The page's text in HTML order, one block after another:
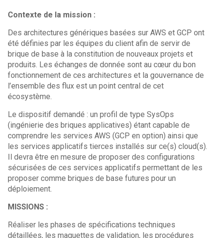
Contexte de la mission :
Des architectures génériques basées sur AWS et GCP ont
été définies par les équipes du client afin de servir de
brique de base à la constitution de nouveaux projets et
produits. Les échanges de donnée sont au cœur du bon
fonctionnement de ces architectures et la gouvernance de
l’ensemble des flux est un point central de cet
écosystème.
Le dispositif demandé : un profil de type SysOps
(ingénierie des briques applicatives) étant capable de
comprendre les services AWS (GCP en option) ainsi que
les services applicatifs tierces installés sur ce(s) cloud(s).
Il devra être en mesure de proposer des configurations
sécurisées de ces services applicatifs permettant de les
proposer comme briques de base futures pour un
déploiement.
MISSIONS :
Réaliser les phases de spécifications techniques
détaillées, les maquettes de validation, les procédures